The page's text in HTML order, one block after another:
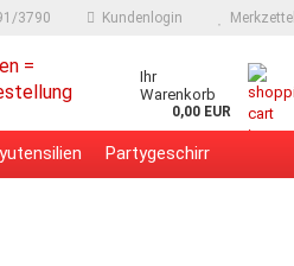
3790 Kundenlogin Merkzettel
=
Ihr
Warenkorb
0,00 EUR
Partygeschirr